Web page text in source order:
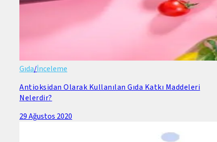
Gıda/İnceleme
Antioksidan Olarak Kullanılan Gıda Katkı Maddeleri
Nelerdir?
29 Ağustos 2020